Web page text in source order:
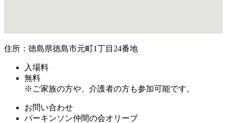
住所：徳島県徳島市元町1丁目24番地
入場料
無料
※ご家族の方や、介護者の方も参加可能です。
お問い合わせ
パーキンソン仲間の会オリーブ